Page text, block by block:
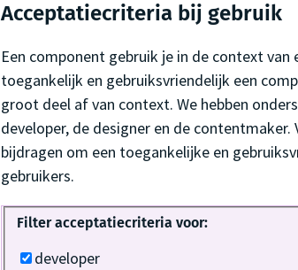
Acceptatiecriteria bij gebruik
Een component gebruik je in de context
toegankelijk en gebruiksvriendelijk een
groot deel af van context. We hebben
developer, de designer en de
bijdragen om een toegankelijke en
gebruikers.
Filter acceptatiecriteria voor:
developer